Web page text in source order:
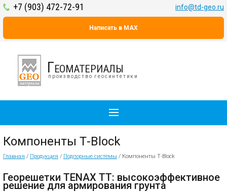
+7 (903) 472-72-91 info@td-geo.ru
Написать в MAX
Геоматериалы
производство геосинтетики
Компоненты Т-Block
Главная / Продукция / Подпорные системы / Компоненты Т-Block
Георешетки TENAX TT: высокоэффективное
решение для армирования грунта